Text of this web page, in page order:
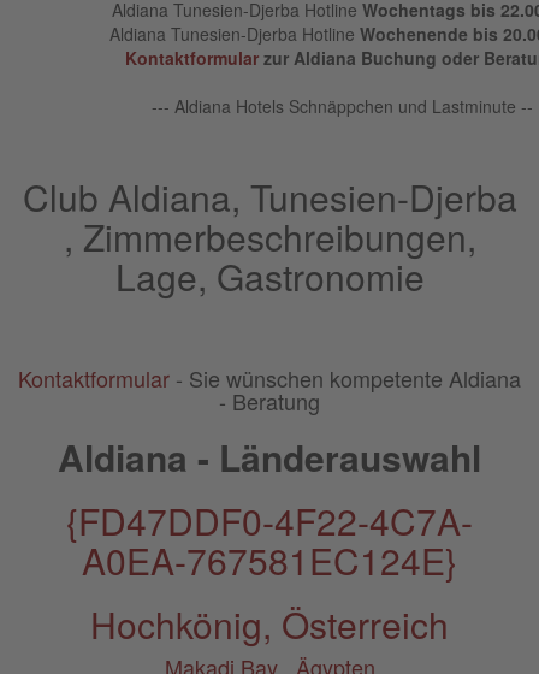
Aldiana Tunesien-Djerba Hotline Wochentags bis
Aldiana Tunesien-Djerba Hotline Wochenende bis
Kontaktformular zur Aldiana Buchung oder
--- Aldiana Hotels Schnäppchen und Lastminute --
Club Aldiana, Tunesien-Djerba
, Zimmerbeschreibungen,
Lage, Gastronomie
Kontaktformular - Sie wünschen kompetente Aldiana
- Beratung
Aldiana - Länderauswahl
{FD47DDF0-4F22-4C7A-
A0EA-767581EC124E}
Hochkönig, Österreich
Makadi Bay , Ägypten